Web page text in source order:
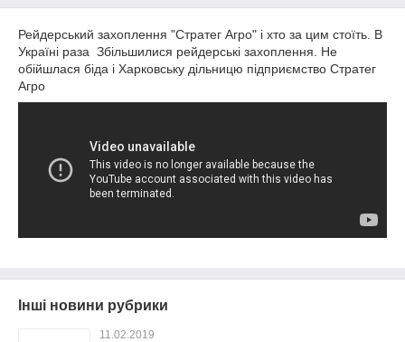
Рейдерський захоплення "Стратег Агро" і хто за цим стоїть. В
Україні раза Збільшилися рейдерські захоплення. Не
обійшлася біда і Харковську дільницю підприємство Стратег
Агро
Інші новини рубрики
11.02.2019